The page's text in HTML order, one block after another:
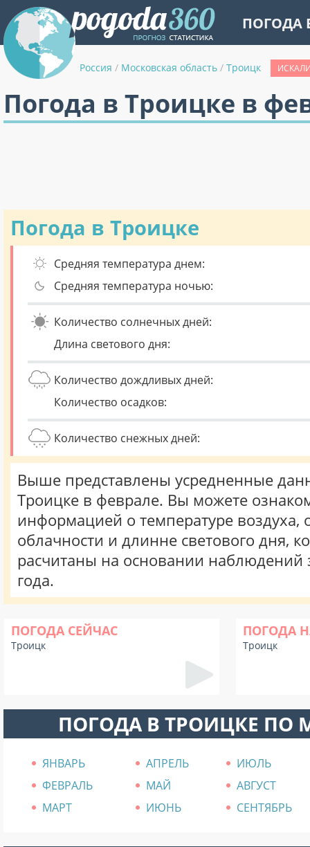
ПОГОДА
Россия / Московская область / Троицк
Погода в Троицке в
Погода в Троицке
Средняя температура днем:
Средняя температура ночью:
Количество солнечных дней:
Длина светового дня:
Количество дождливых дней:
Количество осадков:
Количество снежных дней:
Выше представлены усредненные
Троицке в феврале. Вы можете
информацией о температуре воздуха,
облачности и длинне светового дня,
расчитаны на основании наблюдений
года.
ПОГОДА СЕЙЧАС
Троицк
ПОГОДА
Троицк
ПОГОДА В ТРОИЦКЕ ПО
ЯНВАРЬ АПРЕЛЬ
ИЮЛЬ
ФЕВРАЛЬ
МАЙ
АВГУСТ
МАРТ
ИЮНЬ СЕНТЯБРЬ